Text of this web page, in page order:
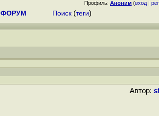
Профиль: Аноним (вход |
ФОРУМ Поиск (теги)
Автор: